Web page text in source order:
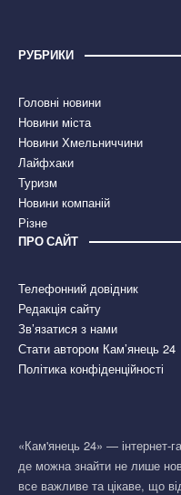
РУБРИКИ
Головні новини
Новини міста
Новини Хмельниччини
Лайфхаки
Туризм
Новини компаній
Різне
ПРО САЙТ
Телефонний довідник
Редакція сайту
Зв’язатися з нами
Стати автором Кам’янець 24
Політика конфіденційності
«Кам'янець 24» — інтернет-
де можна знайти не лише
все важливе та цікаве, що